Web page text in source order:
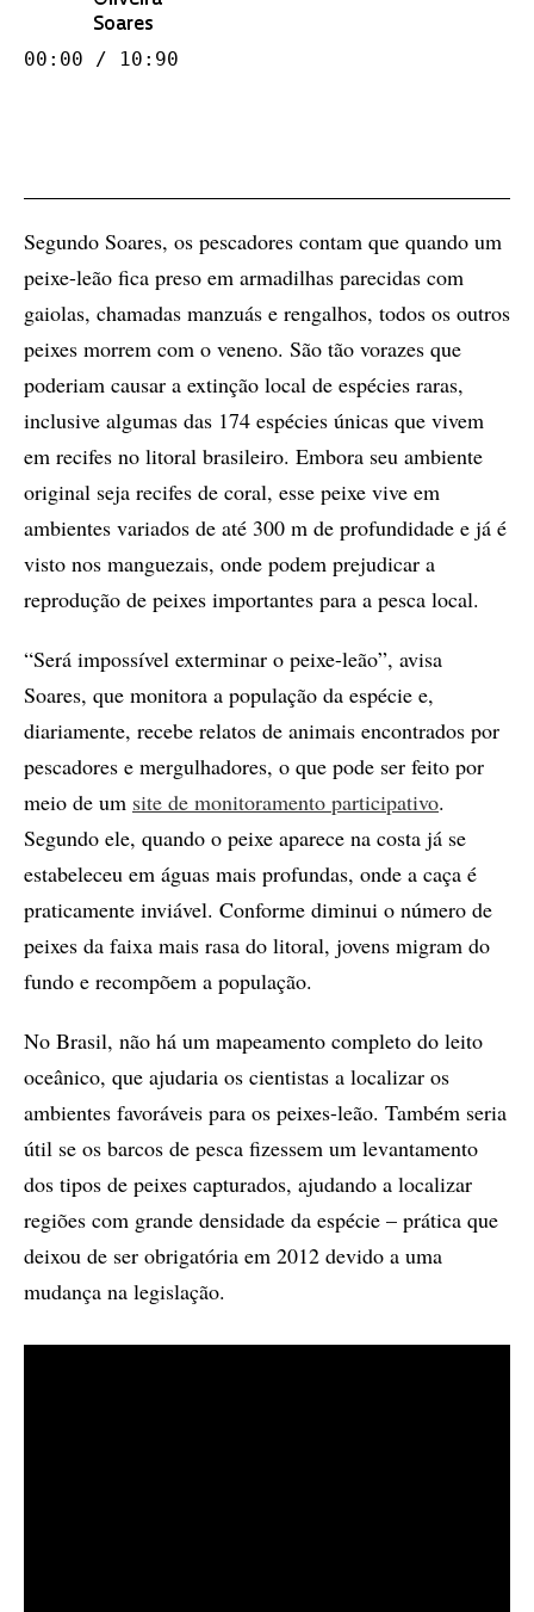
Soares
00:00 / 10:90
Segundo Soares, os pescadores contam que quando um
peixe-leão fica preso em armadilhas parecidas com
gaiolas, chamadas manzuás e rengalhos, todos os outros
peixes morrem com o veneno. São tão vorazes que
poderiam causar a extinção local de espécies raras,
inclusive algumas das 174 espécies únicas que vivem
em recifes no litoral brasileiro. Embora seu ambiente
original seja recifes de coral, esse peixe vive em
ambientes variados de até 300 m de profundidade e já é
visto nos manguezais, onde podem prejudicar a
reprodução de peixes importantes para a pesca local.
“Será impossível exterminar o peixe-leão”, avisa
Soares, que monitora a população da espécie e,
diariamente, recebe relatos de animais encontrados por
pescadores e mergulhadores, o que pode ser feito por
meio de um site de monitoramento participativo.
Segundo ele, quando o peixe aparece na costa já se
estabeleceu em águas mais profundas, onde a caça é
praticamente inviável. Conforme diminui o número de
peixes da faixa mais rasa do litoral, jovens migram do
fundo e recompõem a população.
No Brasil, não há um mapeamento completo do leito
oceânico, que ajudaria os cientistas a localizar os
ambientes favoráveis para os peixes-leão. Também seria
útil se os barcos de pesca fizessem um levantamento
dos tipos de peixes capturados, ajudando a localizar
regiões com grande densidade da espécie – prática que
deixou de ser obrigatória em 2012 devido a uma
mudança na legislação.